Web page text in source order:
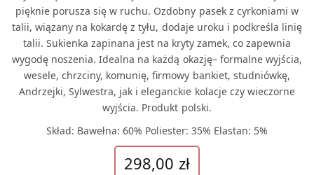
pięknie porusza się w ruchu. Ozdobny pasek z cyrkoniami w
talii, wiązany na kokardę z tyłu, dodaje uroku i podkreśla linię
talii. Sukienka zapinana jest na kryty zamek, co zapewnia
wygodę noszenia. Idealna na każdą okazję– formalne wyjścia,
wesele, chrzciny, komunię, firmowy bankiet, studniówkę,
Andrzejki, Sylwestra, jak i eleganckie kolacje czy wieczorne
wyjścia. Produkt polski.
Skład: Bawełna: 60% Poliester: 35% Elastan: 5%
298,00 zł